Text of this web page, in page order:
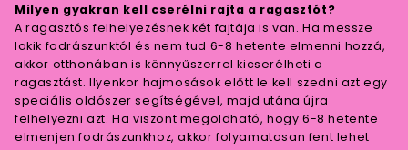
Milyen gyakran kell cserélni rajta a ragasztót?
A ragasztós felhelyezésnek két fajtája is van. Ha messze
lakik fodrászunktól és nem tud 6-8 hetente elmenni hozzá,
akkor otthonában is könnyűszerrel kicserélheti a
ragasztást. Ilyenkor hajmosások előtt le kell szedni azt egy
speciális oldószer segítségével, majd utána újra
felhelyezni azt. Ha viszont megoldható, hogy 6-8 hetente
elmenjen fodrászunkhoz, akkor folyamatosan fent lehet